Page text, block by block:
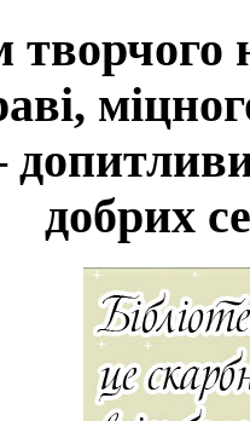
добрих